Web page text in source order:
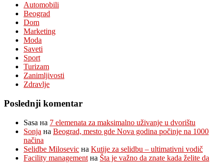
Automobili
Beograd
Dom
Marketing
Moda
Saveti
Sport
Turizam
Zanimljivosti
Zdravlje
Poslednji komentar
Sasa на 7 elemenata za maksimalno uživanje u dvorištu
Sonja на Beograd, mesto gde Nova godina počinje na 1000
načina
Selidbe Milosevic на Kutije za selidbu – ultimativni vodič
Facility management на Šta je važno da znate kada želite da